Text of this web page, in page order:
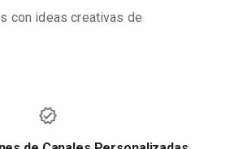
con ideas creativas de